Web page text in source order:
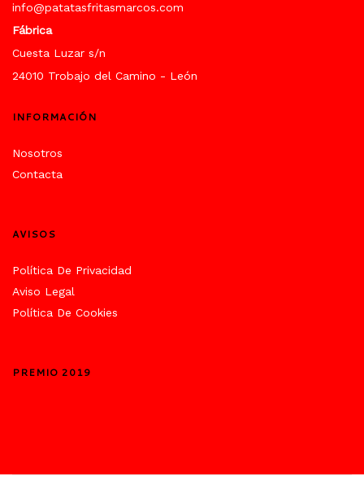
info@patatasfritasmarcos.com
Fábrica
Cuesta Luzar s/n
24010 Trobajo del Camino - León
INFORMACIÓN
Nosotros
Contacta
AVISOS
Política De Privacidad
Aviso Legal
Política De Cookies
PREMIO 2019